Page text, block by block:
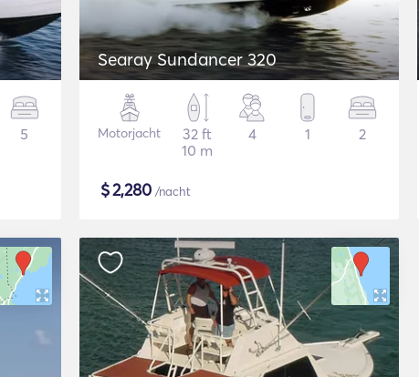
5
Searay Sundancer 320
Motorjacht
32 ft
10 m
4 1 2
$2,280 /nacht